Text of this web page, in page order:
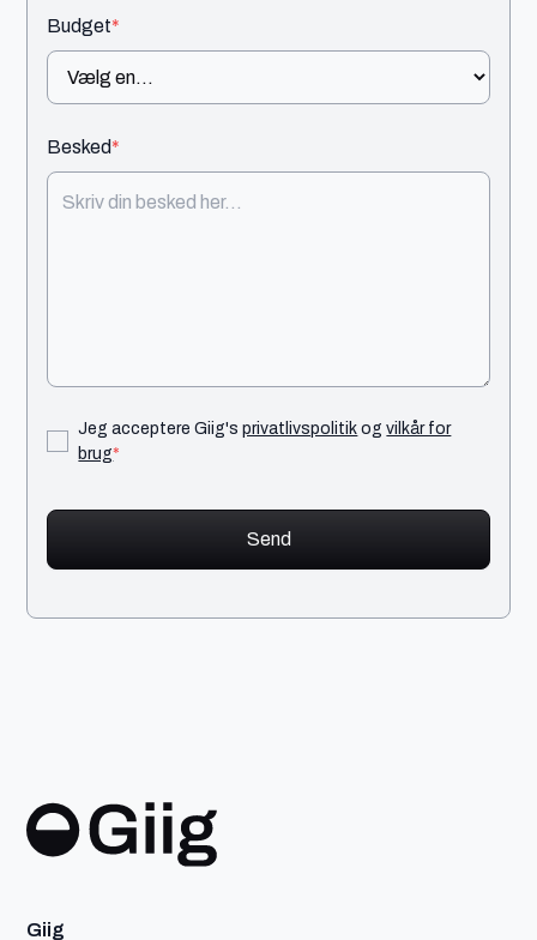
Budget*
Besked*
Jeg acceptere Giig'sprivatlivspolitikogvilkår for
brug*
Giig